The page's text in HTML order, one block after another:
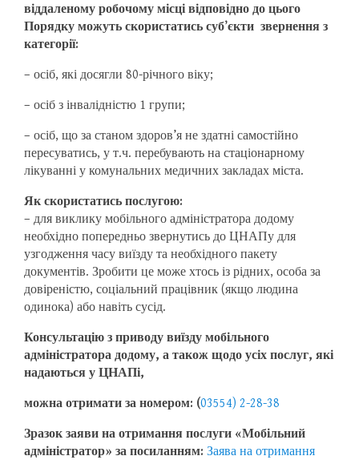
віддаленому робочому місці відповідно до цього
Порядку можуть скористатись суб’єкти звернення з
категорії:
– осіб, які досягли 80-річного віку;
– осіб з інвалідністю 1 групи;
– осіб, що за станом здоров’я не здатні самостійно
пересуватись, у т.ч. перебувають на стаціонарному
лікуванні у комунальних медичних закладах міста.
Як скористатись послугою:
– для виклику мобільного адміністратора додому
необхідно попередньо звернутись до ЦНАПу для
узгодження часу виїзду та необхідного пакету
документів. Зробити це може хтось із рідних, особа за
довіреністю, соціальний працівник (якщо людина
одинока) або навіть сусід.
Консультацію з приводу виїзду мобільного
адміністратора додому, а також щодо усіх послуг, які
надаються у ЦНАПі,
можна отримати за номером: (03554) 2-28-38
Зразок заяви на отримання послуги «Мобільний
адміністратор» за посиланням: Заява на отримання